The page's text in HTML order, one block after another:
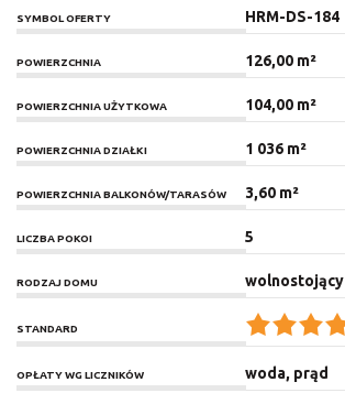
SYMBOL OFERTY HRM-DS-184
POWIERZCHNIA 126,00 m²
POWIERZCHNIA UŻYTKOWA 104,00 m²
POWIERZCHNIA DZIAŁKI 1 036 m²
POWIERZCHNIA BALKONÓW/TARASÓW 3,60 m²
LICZBA POKOI 5
RODZAJ DOMU wolnostojący
STANDARD
OPŁATY WG LICZNIKÓW woda, prąd